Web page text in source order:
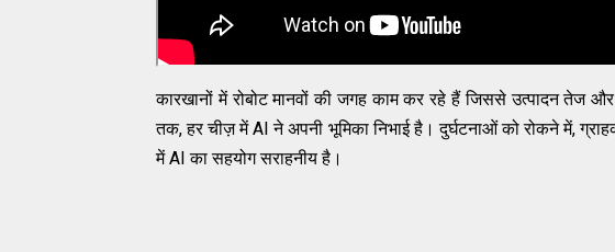
कारखानों में रोबोट मानवों की जगह काम कर रहे हैं जिससे उत्पादन
तक, हर चीज़ में AI ने अपनी भूमिका निभाई है। दुर्घटनाओं को रोकने में,
में AI का सहयोग सराहनीय है।